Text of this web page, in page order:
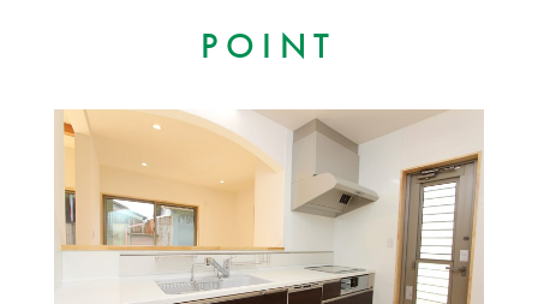
POINT